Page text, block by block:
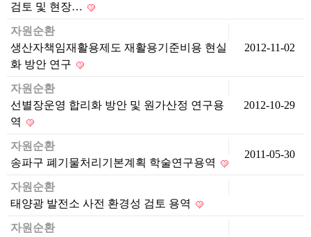
검토 및 현장…
자원순환
생산자책임재활용제도 재활용기준비용 현실
화 방안 연구
2012-11-02
자원순환
선별장운영 합리화 방안 및 원가산정 연구용
역
2012-10-29
자원순환
송파구 폐기물처리기본계획 학술연구용역
2011-05-30
자원순환
태양광 발전소 사전 환경성 검토 용역
자원순환